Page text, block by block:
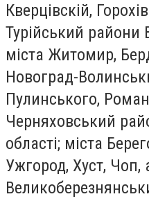
Кверцівскій,
Турійський райони
міста Житомир,
Новоград-
Пулинського,
Черняховський
області; міста
Ужгород, Хуст, Чоп,